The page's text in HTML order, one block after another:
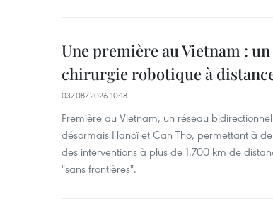
Une première au Vietnam :
chirurgie robotique à
03/08/2026 10:18
Première au Vietnam, un réseau
désormais Hanoï et Can Tho, permettant à
des interventions à plus de 1.700 km de
"sans frontières".